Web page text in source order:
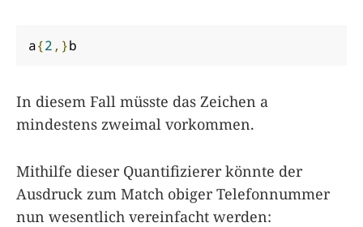
a{2 ,}b
In diesem Fall müsste das Zeichen a
mindestens zweimal vorkommen.
Mithilfe dieser Quantifizierer könnte der
Ausdruck zum Match obiger Telefonnummer
nun wesentlich vereinfacht werden: